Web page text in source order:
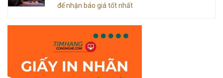
để nhận báo giá tốt nhất